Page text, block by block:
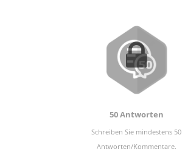
50 Antworten
Schreiben Sie mindestens 50
Antworten/Kommentare.